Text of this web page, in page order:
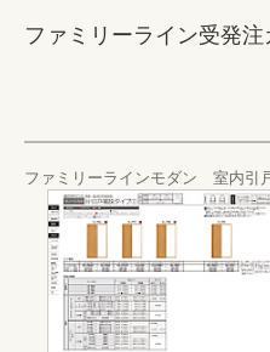
ファミリーライン受発
ファミリーラインモダン 室内引